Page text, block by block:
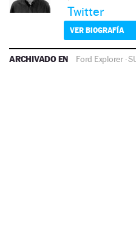
Twitter
VER BIOGRAFÍA
ARCHIVADO EN Ford Explorer ·